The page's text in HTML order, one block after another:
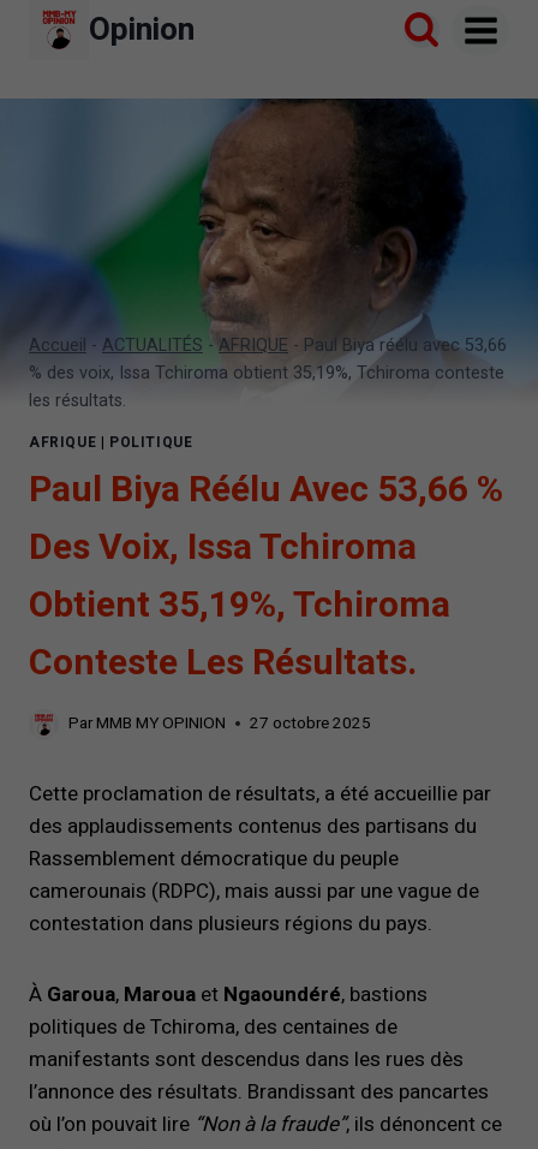
Opinion
Accueil - ACTUALITÉS -AFRIQUE - Paul Biya réélu avec 53,66
% des voix, Issa Tchiroma obtient 35,19%, Tchiroma conteste
les résultats.
AFRIQUE | POLITIQUE
Paul Biya Réélu Avec 53,66 %
Des Voix, Issa Tchiroma
Obtient 35,19%, Tchiroma
Conteste Les Résultats.
Par MMB MY OPINION 27 octobre 2025
Cette proclamation de résultats, a été accueillie par
des applaudissements contenus des partisans du
Rassemblement démocratique du peuple
camerounais (RDPC), mais aussi par une vague de
contestation dans plusieurs régions du pays.
À Garoua, Maroua et Ngaoundéré, bastions
politiques de Tchiroma, des centaines de
manifestants sont descendus dans les rues dès
l’annonce des résultats. Brandissant des pancartes
où l’on pouvait lire “Non à la fraude”, ils dénoncent ce